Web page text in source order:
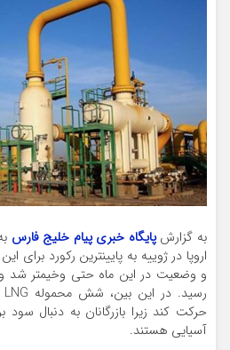
به گزارش پایگاه خبری پیام خلیج فارس
اروپا در ژوییه به پایینترین رکورد
و وضعیت در این ماه حتی وخیمتر شد
حرکت کند زیرا بازرگانان به دنبال سود
آسیایی هستند.